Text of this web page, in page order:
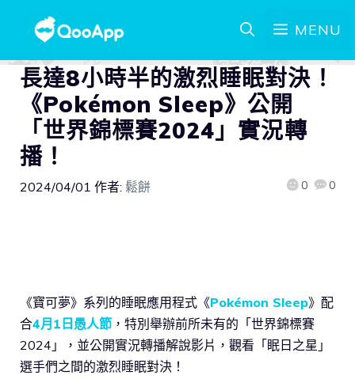
MENU
長達8小時半的激烈睡眠對決！
《Pokémon Sleep》公開
「世界錦標賽2024」實況轉
播！
2024/04/01 作者: 鬆餅 0 0
《寶可夢》系列的睡眠應用程式《Pokémon Sleep》配
合4月1日愚人節 ，特別舉辦前所未有的「世界錦標賽
2024」，並公開實況轉播解說影片，觀看「眠日之星」
選手們之間的激烈睡眠對決！